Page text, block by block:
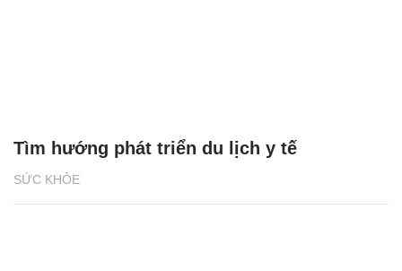
SỨC KHỎE
Tìm hướng phát triển du lịch y tế